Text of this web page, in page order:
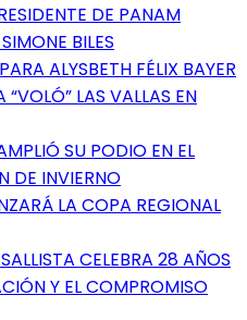
DE PANAM
BILES
ALYSBETH FÉLIX BAYER
LAS VALLAS EN
SU PODIO EN EL
DE INVIERNO
LA COPA REGIONAL
CELEBRA 28 AÑOS
Y EL COMPROMISO